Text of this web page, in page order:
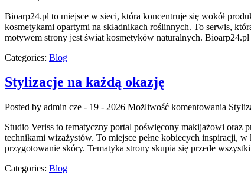
Bioarp24.pl to miejsce w sieci, która koncentruje się wokół
kosmetykami opartymi na składnikach roślinnych. To serwis,
motywem strony jest świat kosmetyków naturalnych.
Categories: Blog
Stylizacje na każdą okazję
Posted by admin cze - 19 - 2026 Możliwość komentowania
Studio Veriss to tematyczny portal poświęcony makijażowi oraz
technikami wizażystów. To miejsce pełne kobiecych inspiracji,
przygotowanie skóry. Tematyka strony skupia się przede
Categories: Blog